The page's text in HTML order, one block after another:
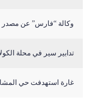
وكالة “فارس” عن مصدر
تدابير سير في محلة
غارة استهدفت حي